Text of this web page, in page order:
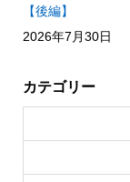
【後編】
2026年7月30日
カテゴリー